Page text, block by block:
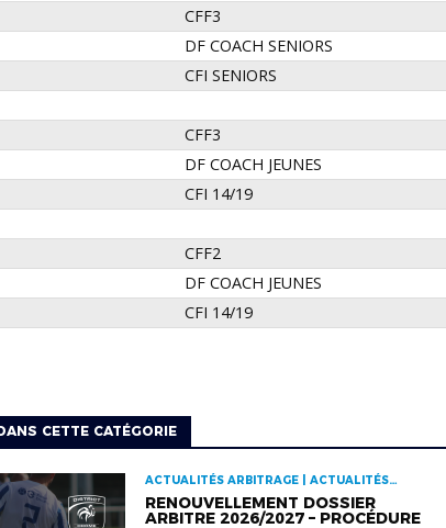
CFF3
DF COACH SENIORS
CFI SENIORS
CFF3
DF COACH JEUNES
CFI 14/19
CFF2
DF COACH JEUNES
CFI 14/19
CETTE CATÉGORIE
ACTUALITÉS ARBITRAGE | ACTUALITÉS
DISTRICT
RENOUVELLEMENT DOSSIER
ARBITRE 2026/2027 – PROCÉDURE